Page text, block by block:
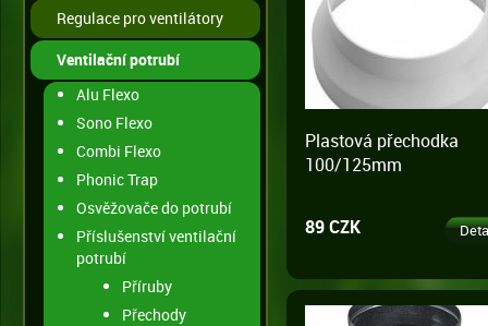
Regulace pro ventilátory
Ventilační potrubí
Alu Flexo
Sono Flexo
Combi Flexo
Phonic Trap
Osvěžovače do potrubí
Příslušenství ventilační
potrubí
Příruby
Přechody
Plastová přechodka
100/125mm
89 CZK